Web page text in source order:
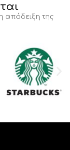
απόδειξη της